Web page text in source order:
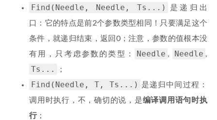
Find(Needle, Needle, Ts...)
是递归出
口：它的特点是前2个参数类型相同！只要满足这个
条件，就递归结束，返回0；注意，参数的值根本没
有用，只考虑参数的类型：
Needle , Needle ,
Ts... ；
Find(Needle, T, Ts...)
是递归中间过程：
调用时执行，不，确切的说，是编译调用语句时执
行；